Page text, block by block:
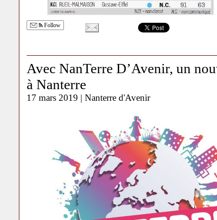
Follow
Avec NanTerre D’Avenir, un
à Nanterre
17 mars 2019 | Nanterre d'Avenir